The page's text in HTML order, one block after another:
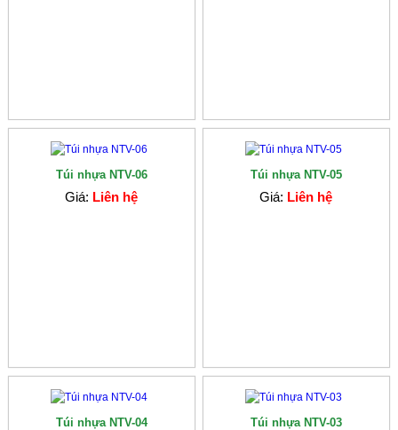
Túi nhựa NTV-06
Giá: Liên hệ
Túi nhựa NTV-05
Giá: Liên hệ
Túi nhựa NTV-04 Túi nhựa NTV-03